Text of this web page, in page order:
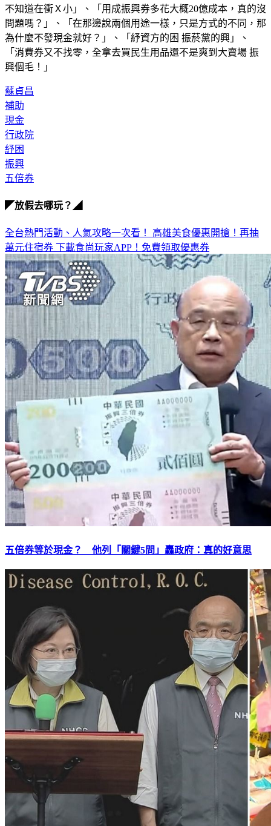
不知道在衝Ｘ小」、「用成振興券多花大概20億成本，真的沒
問題嗎？」、「在那邊說兩個用途一樣，只是方式的不同，那
為什麼不發現金就好？」、「紓資方的困 振菸黨的興」、
「消費券又不找零，全拿去買民生用品還不是爽到大賣場 振
興個毛！」
蘇貞昌
補助
現金
行政院
紓困
振興
五倍券
◤放假去哪玩？◢
全台熱門活動、人氣攻略一次看！ 高雄美食優惠開搶！再抽
萬元住宿券 下載食尚玩家APP！免費領取優惠券
五倍券等於現金？ 他列「關鍵5問」轟政府：真的好意思